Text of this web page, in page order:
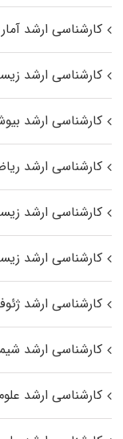
کارشناسی ارشد آمار
کارشناسی ارشد
کارشناسی ارشد
کارشناسی ارشد
کارشناسی ارشد
کارشناسی ارشد
کارشناسی ارشد
کارشناسی ارشد
کارشناسی ارشد